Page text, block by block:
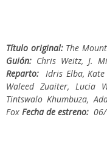
Título original:The
Guión: Chris Weitz, J.
Reparto: Idris Elba,
Waleed Zuaiter,Lucia
Tintswalo Khumbuza,
Fox Fecha de estreno: